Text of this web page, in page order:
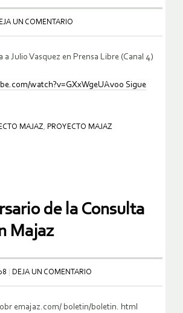
UN COMENTARIO
a Julio Vasquez en Prensa Libre (Canal 4)
watch?v=GXxWgeUAvo0 Sigue
MAJAZ, PROYECTO MAJAZ
de la Consulta
Majaz
DEJA UN COMENTARIO
emajaz.com/ boletin/boletin. html